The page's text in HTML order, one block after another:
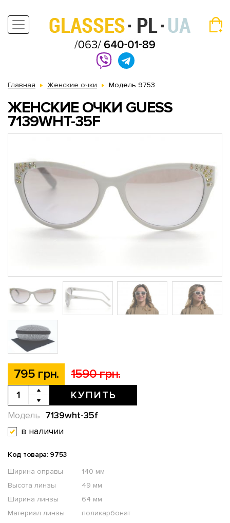
Главная Женские очки Модель 9753
ЖЕНСКИЕ ОЧКИ GUESS
7139WHT-35F
795 грн. 1590 грн.
КУПИТЬ
7139wht-35f
Модель
в наличии
Код товара: 9753
Ширина оправы
140 мм
Высота линзы
49 мм
Ширина линзы
64 мм
Материал линзы
поликарбонат